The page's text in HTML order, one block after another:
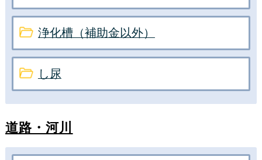
浄化槽（補助金以外）
し尿
道路・河川